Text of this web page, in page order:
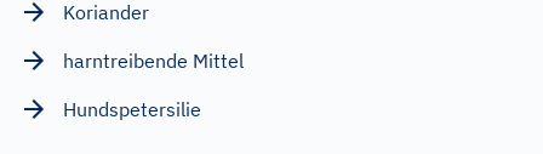
Koriander
harntreibende Mittel
Hundspetersilie